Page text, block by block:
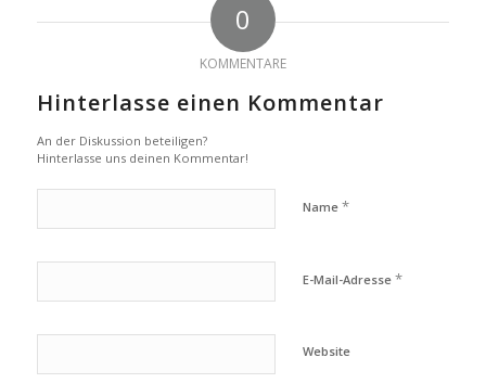
0
KOMMENTARE
Hinterlasse einen Kommentar
An der Diskussion beteiligen?
Hinterlasse uns deinen Kommentar!
Name *
E-Mail-Adresse *
Website